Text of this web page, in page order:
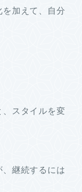
加えて、自分
スタイルを変
継続するには